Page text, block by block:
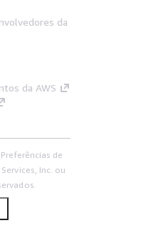
da
da AWS
Preferências de
Inc. ou